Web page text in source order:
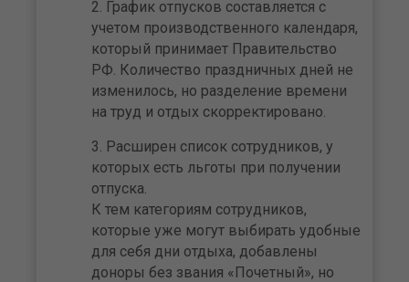
График отпусков составляется с
учетом производственного календаря,
который принимает Правительство
РФ. Количество праздничных дней не
изменилось, но разделение времени
на труд и отдых скорректировано.
Расширен список сотрудников, у
которых есть льготы при получении
отпуска.
К тем категориям сотрудников,
которые уже могут выбирать удобные
для себя дни отдыха, добавлены
доноры без звания «Почетный», но